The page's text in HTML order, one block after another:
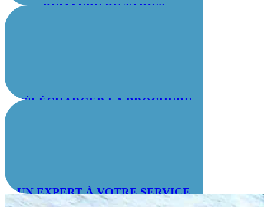
DEMANDE DE TARIFS
TÉLÉCHARGER LA BROCHURE
UN EXPERT À VOTRE SERVICE
: 04 78 55 83 28